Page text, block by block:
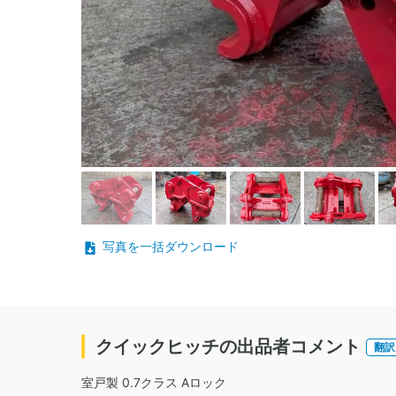
写真を一括ダウンロード
クイックヒッチの出品者コメント 翻訳
室戸製 0.7クラス Aロック